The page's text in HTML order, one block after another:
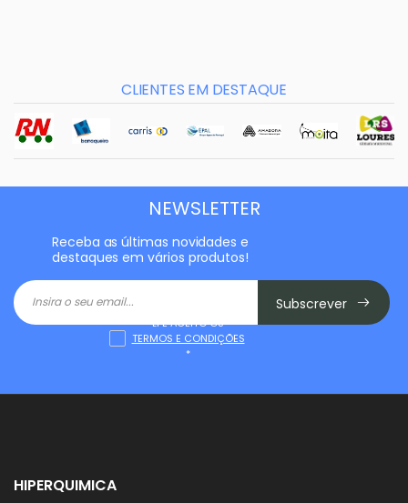
CLIENTES EM DESTAQUE
NEWSLETTER
Receba as últimas novidades e
destaques em vários produtos!
Subscrever
LI E ACEITO OS
TERMOS E CONDIÇÕES
*
HIPERQUIMICA